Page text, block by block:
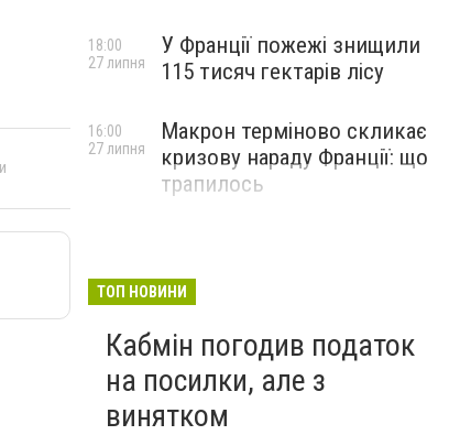
У Франції пожежі знищили
115 тисяч гектарів лісу
18:00
27 липня
Макрон терміново скликає
кризову нараду Франції: що
трапилось
16:00
27 липня
ТОП НОВИНИ
Кабмін погодив податок
на посилки, але з
винятком